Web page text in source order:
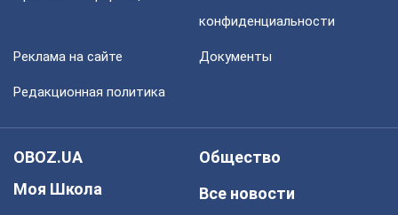
конфиденциальности
Реклама на сайте Документы
Редакционная политика
OBOZ.UA
Моя Школа
Общество
Все новости